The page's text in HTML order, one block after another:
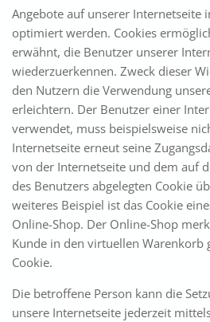
Angebote auf unserer Internetseite
optimiert werden. Cookies
erwähnt, die Benutzer unserer
wiederzuerkennen. Zweck dieser
den Nutzern die Verwendung
erleichtern. Der Benutzer einer
verwendet, muss beispielsweise
Internetseite erneut seine
von der Internetseite und dem auf
des Benutzers abgelegten Cookie
weiteres Beispiel ist das Cookie
Online-Shop. Der Online-Shop
Kunde in den virtuellen Warenkorb
Cookie.
Die betroffene Person kann die
unsere Internetseite jederzeit